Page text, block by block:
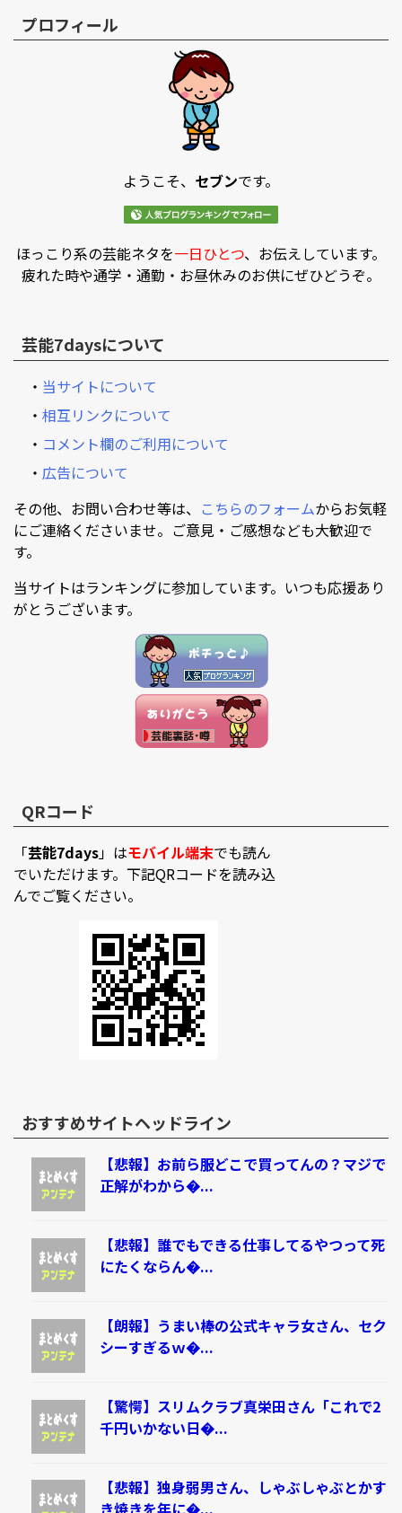
プロフィール
ようこそ、 セブンです。
ほっこり系の芸能ネタを一日ひとつ、お伝えしています。
疲れた時や通学・通勤・お昼休みのお供にぜひどうぞ。
芸能7daysについて
・ 当サイトについて
・ 相互リンクについて
・ コメント欄のご利用について
・ 広告について
その他、お問い合わせ等は、 こちらのフォームからお気軽
にご連絡くださいませ。ご意見・ご感想なども大歓迎で
す。
当サイトはランキングに参加しています。いつも応援あり
がとうございます。
QRコード
「芸能7days」はモバイル端末でも読ん
でいただけます。下記QRコードを読み込
んでご覧ください。
おすすめサイトヘッドライン
【悲報】お前ら服どこで買ってんの？マジで
正解がわから�...
【悲報】誰でもできる仕事してるやつって死
にたくならん�...
【朗報】うまい棒の公式キャラ女さん、セク
シーすぎるｗ�...
【驚愕】スリムクラブ真栄田さん「これで2
千円いかない日�...
【悲報】独身弱男さん、しゃぶしゃぶとかす
き焼きを年に�...